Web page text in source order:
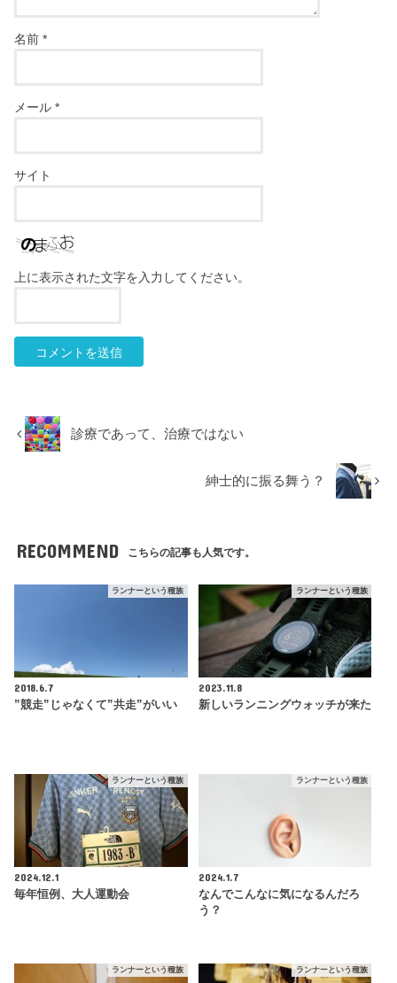
名前*
メール*
サイト
上に表示された文字を入力してください。
診療であって、治療ではない
紳士的に振る舞う？
RECOMMEND こちらの記事も人気です。
ランナーという種族
2018.6.7
”競走”じゃなくて”共走”がいい
ランナーという種族
2023.11.8
新しいランニングウォッチが来た
ランナーという種族
2024.12.1
毎年恒例、大人運動会
ランナーという種族
2024.1.7
なんでこんなに気になるんだろ
う？
ランナーという種族 ランナーという種族